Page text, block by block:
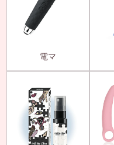
電マ